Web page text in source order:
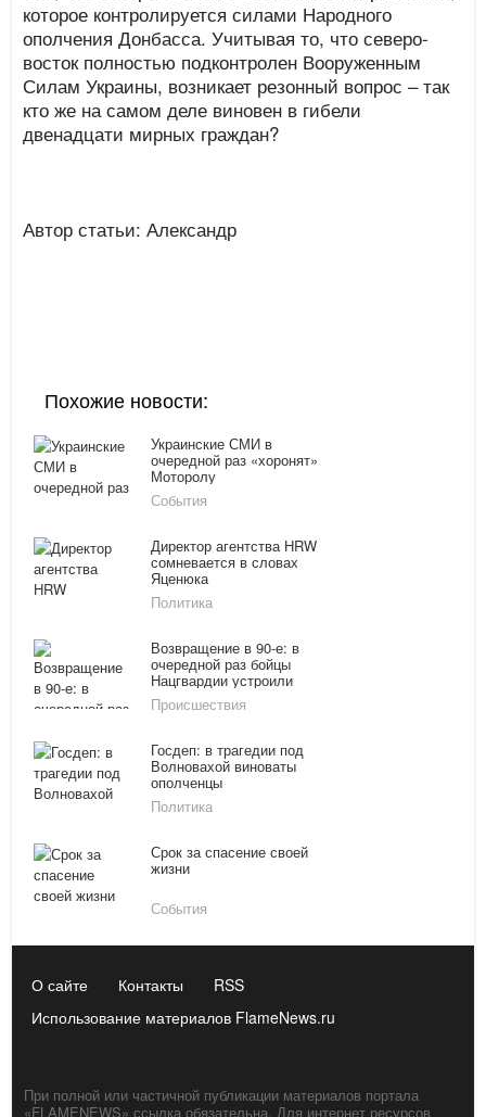
которое контролируется силами Народного
ополчения Донбасса. Учитывая то, что северо-
восток полностью подконтролен Вооруженным
Силам Украины, возникает резонный вопрос – так
кто же на самом деле виновен в гибели
двенадцати мирных граждан?
Автор статьи: Александр
Похожие новости:
Украинские СМИ в
очередной раз «хоронят»
Моторолу
События
Директор агентства HRW
сомневается в словах
Яценюка
Политика
Возвращение в 90-е: в
очередной раз бойцы
Нацгвардии устроили
разборку посреди Киева
Происшествия
Госдеп: в трагедии под
Волновахой виноваты
ополченцы
Политика
Срок за спасение своей
жизни
События
О сайте Контакты
RSS
Использование материалов FlameNews.ru
При полной или частичной публикации материалов портала
«FLAMENEWS» ссылка обязательна. Для интернет ресурсов